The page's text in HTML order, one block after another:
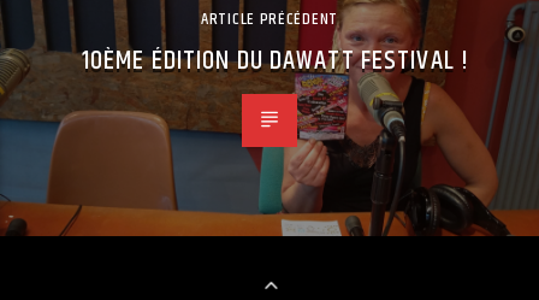
ARTICLE PRÉCÉDENT
10ÈME ÉDITION DU DAWATT FESTIVAL !